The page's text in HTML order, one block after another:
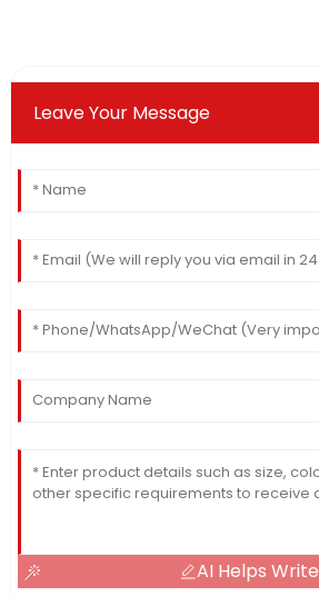
Leave Your Message
AI Helps Write